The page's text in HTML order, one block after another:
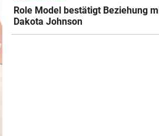
Role Model bestätigt Beziehung
Dakota Johnson